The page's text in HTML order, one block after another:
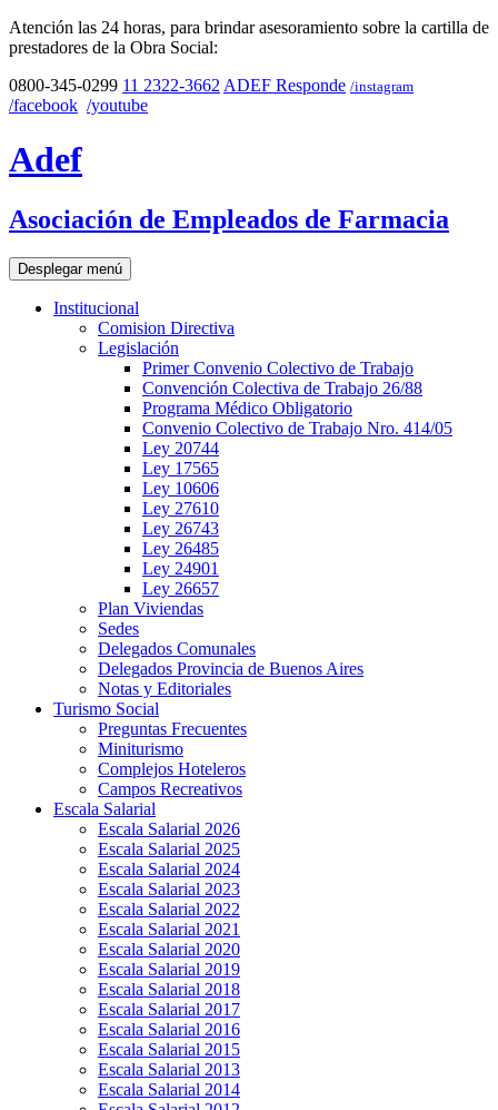
Atención las 24 horas, para brindar asesoramiento sobre la cartilla de
prestadores de la Obra Social:
0800-345-0299 11 2322-3662 ADEF Responde /instagram
/facebook /youtube
Adef
Asociación de Empleados de Farmacia
Desplegar menú
Institucional
Comision Directiva
Legislación
Primer Convenio Colectivo de Trabajo
Convención Colectiva de Trabajo 26/88
Programa Médico Obligatorio
Convenio Colectivo de Trabajo Nro. 414/05
Ley 20744
Ley 17565
Ley 10606
Ley 27610
Ley 26743
Ley 26485
Ley 24901
Ley 26657
Plan Viviendas
Sedes
Delegados Comunales
Delegados Provincia de Buenos Aires
Notas y Editoriales
Turismo Social
Preguntas Frecuentes
Miniturismo
Complejos Hoteleros
Campos Recreativos
Escala Salarial
Escala Salarial 2026
Escala Salarial 2025
Escala Salarial 2024
Escala Salarial 2023
Escala Salarial 2022
Escala Salarial 2021
Escala Salarial 2020
Escala Salarial 2019
Escala Salarial 2018
Escala Salarial 2017
Escala Salarial 2016
Escala Salarial 2015
Escala Salarial 2013
Escala Salarial 2014